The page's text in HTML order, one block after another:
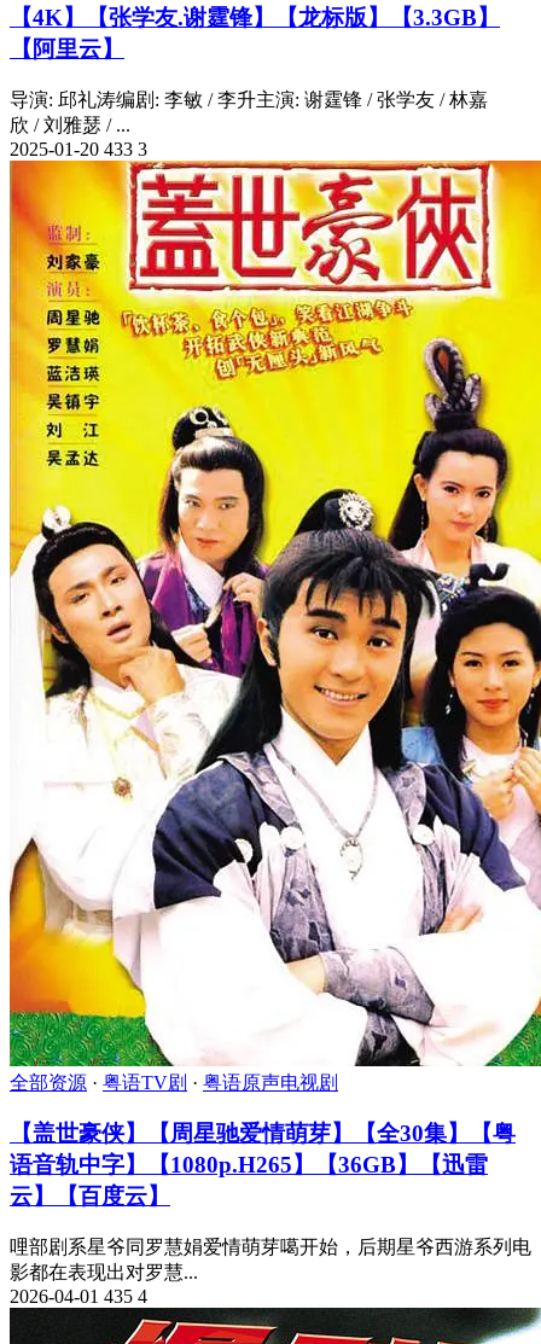
【4K】【张学友.谢霆锋】【龙标版】【3.3GB】
【阿里云】
导演: 邱礼涛编剧: 李敏 / 李升主演: 谢霆锋 / 张学友 / 林嘉
欣 / 刘雅瑟 / ...
2025-01-20 433 3
全部资源 · 粤语TV剧 · 粤语原声电视剧
【盖世豪侠】【周星驰爱情萌芽】【全30集】【粤
语音轨中字】【1080p.H265】【36GB】【迅雷
云】【百度云】
哩部剧系星爷同罗慧娟爱情萌芽噶开始，后期星爷西游系列电
影都在表现出对罗慧...
2026-04-01 435 4